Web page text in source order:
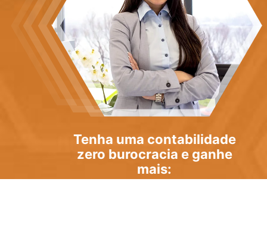
Tenha uma contabilidade
zero burocracia e ganhe
mais: